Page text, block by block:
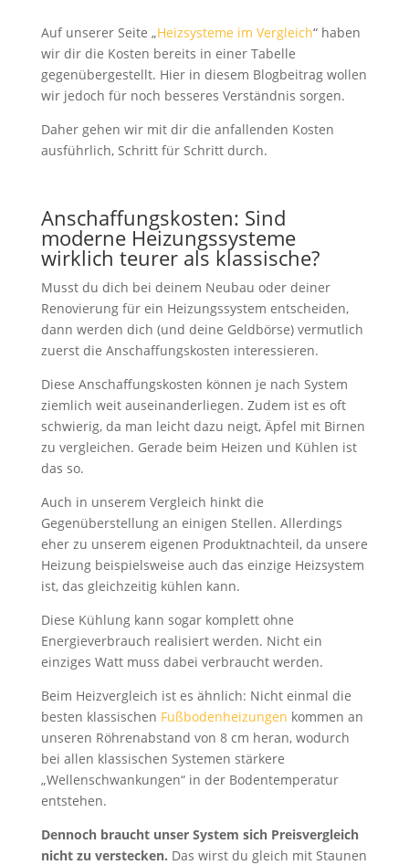
Auf unserer Seite „Heizsysteme im Vergleich“ haben
wir dir die Kosten bereits in einer Tabelle
gegenübergestellt. Hier in diesem Blogbeitrag wollen
wir jedoch für noch besseres Verständnis sorgen.
Daher gehen wir mit dir die anfallenden Kosten
ausführlich, Schritt für Schritt durch.
Anschaffungskosten: Sind
moderne Heizungssysteme
wirklich teurer als klassische?
Musst du dich bei deinem Neubau oder deiner
Renovierung für ein Heizungssystem entscheiden,
dann werden dich (und deine Geldbörse) vermutlich
zuerst die Anschaffungskosten interessieren.
Diese Anschaffungskosten können je nach System
ziemlich weit auseinanderliegen. Zudem ist es oft
schwierig, da man leicht dazu neigt, Äpfel mit Birnen
zu vergleichen. Gerade beim Heizen und Kühlen ist
das so.
Auch in unserem Vergleich hinkt die
Gegenüberstellung an einigen Stellen. Allerdings
eher zu unserem eigenen Produktnachteil, da unsere
Heizung beispielsweise auch das einzige Heizsystem
ist, das gleichzeitig kühlen kann.
Diese Kühlung kann sogar komplett ohne
Energieverbrauch realisiert werden. Nicht ein
einziges Watt muss dabei verbraucht werden.
Beim Heizvergleich ist es ähnlich: Nicht einmal die
besten klassischen Fußbodenheizungen kommen an
unseren Röhrenabstand von 8 cm heran, wodurch
bei allen klassischen Systemen stärkere
„Wellenschwankungen“ in der Bodentemperatur
entstehen.
Dennoch braucht unser System sich Preisvergleich
nicht zu verstecken. Das wirst du gleich mit Staunen